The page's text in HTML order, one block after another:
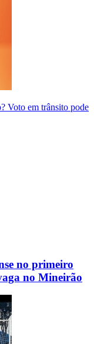
Voto em trânsito pode
no primeiro
no Mineirão